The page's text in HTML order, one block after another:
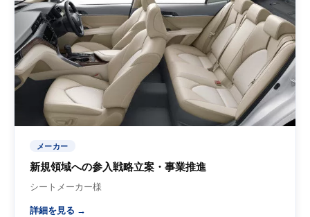
メーカー
新規領域への参入戦略立案・事業推進
シートメーカー様
詳細を見る →